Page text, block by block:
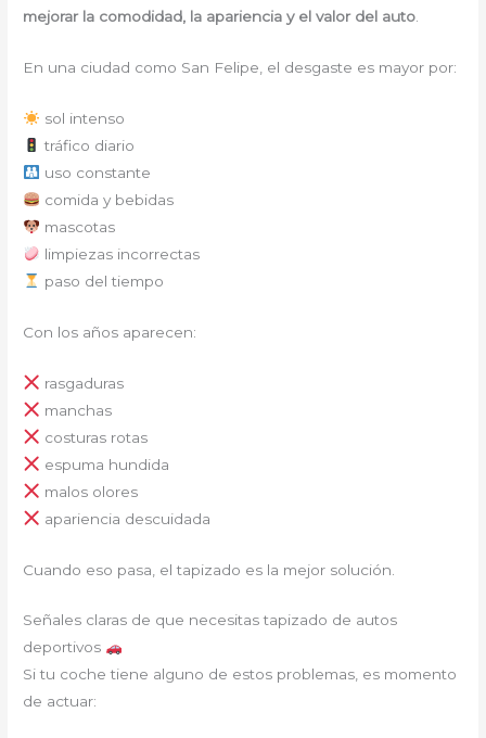
mejorar la comodidad, la apariencia y el valor del auto
En una ciudad como San Felipe, el desgaste es mayor por:
sol intenso
tráfico diario
uso constante
comida y bebidas
mascotas
limpiezas incorrectas
paso del tiempo
Con los años aparecen:
rasgaduras
manchas
costuras rotas
espuma hundida
malos olores
apariencia descuidada
Cuando eso pasa, el tapizado es la mejor solución.
Señales claras de que necesitas tapizado de autos
deportivos
Si tu coche tiene alguno de estos problemas, es momento
de actuar: